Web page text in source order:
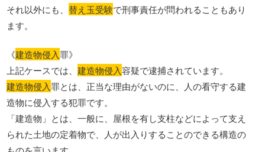
それ以外にも、 替え玉受験で刑事責任が問われることもあり
ます。
《建造物侵入罪》
上記ケースでは、建造物侵入容疑で逮捕されています。
建造物侵入罪とは、正当な理由がないのに、人の看守する建
造物に侵入する犯罪です。
「建造物」とは、一般に、屋根を有し支柱などによって支え
られた土地の定着物で、人が出入りすることのできる構造の